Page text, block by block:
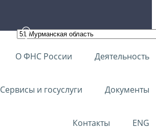
О ФНС России Деятельность
Сервисы и госуслуги Документы
Контакты ENG